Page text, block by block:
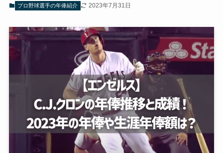
プロ野球選手の年俸紹介 2023年7月31日